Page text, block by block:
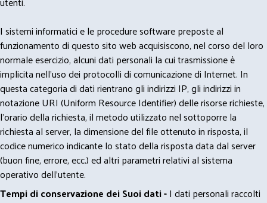
I sistemi informatici e le procedure software preposte al
funzionamento di questo sito web acquisiscono, nel corso del loro
normale esercizio, alcuni dati personali la cui trasmissione è
implicita nell'uso dei protocolli di comunicazione di Internet. In
questa categoria di dati rientrano gli indirizzi IP, gli indirizzi in
notazione URI (Uniform Resource Identifier) delle risorse richieste,
l'orario della richiesta, il metodo utilizzato nel sottoporre la
richiesta al server, la dimensione del file ottenuto in risposta, il
codice numerico indicante lo stato della risposta data dal server
(buon fine, errore, ecc.) ed altri parametri relativi al sistema
operativo dell'utente.
Tempi di conservazione dei Suoi dati -I dati personali raccolti